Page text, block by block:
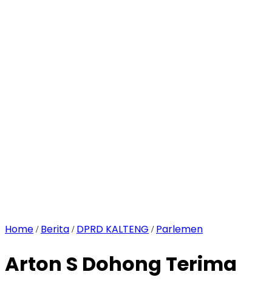
Home / Berita / DPRD KALTENG / Parlemen
Arton S Dohong Terima